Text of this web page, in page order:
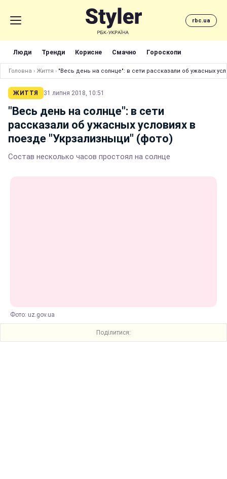
rbc.ua
Люди Тренди Корисне Смачно Гороскопи
Головна › Життя › "Весь день на солнце": в сети рассказали об ужасных
ЖИТТЯ 31 липня 2018, 10:51
"Весь день на солнце": в сети
рассказали об ужасных условиях в
поезде "Укрзализныци" (фото)
Состав несколько часов простоял на солнце
Фото: uz.gov.ua
Поділитися: